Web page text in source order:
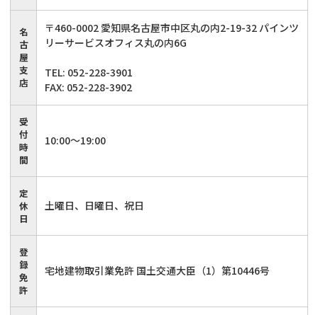
名
古
屋
支
店
〒460-0002 愛知県名古屋市中区丸の内2-19-32 パインツ
リーサービスオフィス丸の内6G
TEL: 052-228-3901
FAX: 052-228-3902
受
付
時
間
10:00〜19:00
定
休
日
土曜日、日曜日、祝日
登
録
免
許
宅地建物取引業免許 国土交通大臣（1）第10446号